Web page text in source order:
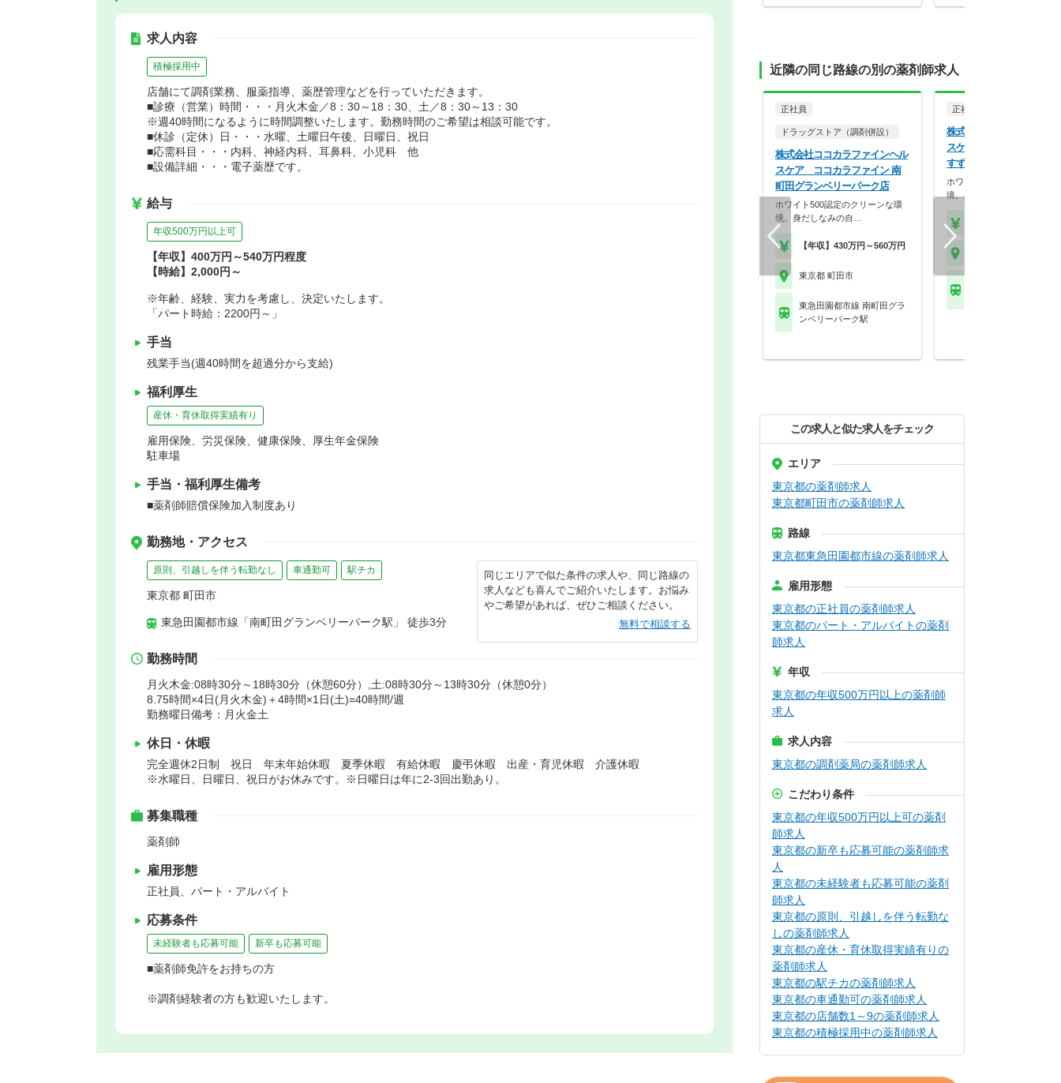
求人内容
積極採用中
店舗にて調剤業務、服薬指導、薬歴管理などを行っていただきます。
■診療（営業）時間・・・月火木金／8：30～18：30、土／8：30～13：30
※週40時間になるように時間調整いたします。勤務時間のご希望は相談可能です。
■休診（定休）日・・・水曜、土曜日午後、日曜日、祝日
■応需科目・・・内科、神経内科、耳鼻科、小児科 他
■設備詳細・・・電子薬歴です。
給与
年収500万円以上可
【年収】400万円～540万円程度
【時給】2,000円～
※年齢、経験、実力を考慮し、決定いたします。
「パート時給：2200円～」
手当
残業手当(週40時間を超過分から支給)
福利厚生
産休・育休取得実績有り
雇用保険、労災保険、健康保険、厚生年金保険
駐車場
手当・福利厚生備考
■薬剤師賠償保険加入制度あり
勤務地・アクセス
原則、引越しを伴う転勤なし 車通勤可 駅チカ
東京都 町田市
東急田園都市線「南町田グランベリーパーク駅」 徒歩3分
同じエリアで似た条件の求人や、同じ路線の
求人なども喜んでご紹介いたします。お悩み
やご希望があれば、ぜひご相談ください。
無料で相談する
勤務時間
月火木金:08時30分～18時30分（休憩60分）,土:08時30分～13時30分（休憩0分）
8.75時間×4日(月火木金)＋4時間×1日(土)=40時間/週
勤務曜日備考：月火金土
休日・休暇
完全週休2日制 祝日 年末年始休暇 夏季休暇 有給休暇 慶弔休暇 出産・育児休暇 介護休暇
※水曜日、日曜日、祝日がお休みです。※日曜日は年に2-3回出勤あり。
募集職種
薬剤師
雇用形態
正社員、パート・アルバイト
応募条件
未経験者も応募可能 新卒も応募可能
■薬剤師免許をお持ちの方
※調剤経験者の方も歓迎いたします。
近隣の同じ路線の別の薬剤師求人
正社員
ドラッグストア（調剤併設）
株式会社ココカラファインヘル
スケア ココカラファイン 南
町田グランベリーパーク店
ホワイト500認定のクリーンな環
境。身だしなみの自…
【年収】430万円～560万円
東京都 町田市
東急田園都市線 南町田グラ
ンベリーパーク駅
正社員
株式会社ココカラファイ
スケア ココカラファイ
すずかけ台駅前店
ホワイト500認定のクリーン
境。身だしなみの自…
この求人と似た求人をチェック
エリア
東京都の薬剤師求人
東京都町田市の薬剤師求人
路線
東京都東急田園都市線の薬剤師求人
雇用形態
東京都の正社員の薬剤師求人
東京都のパート・アルバイトの薬剤
師求人
年収
東京都の年収500万円以上の薬剤師
求人
求人内容
東京都の調剤薬局の薬剤師求人
こだわり条件
東京都の年収500万円以上可の薬剤
師求人
東京都の新卒も応募可能の薬剤師求
人
東京都の未経験者も応募可能の薬剤
師求人
東京都の原則、引越しを伴う転勤な
しの薬剤師求人
東京都の産休・育休取得実績有りの
薬剤師求人
東京都の駅チカの薬剤師求人
東京都の車通勤可の薬剤師求人
東京都の店舗数1～9の薬剤師求人
東京都の積極採用中の薬剤師求人